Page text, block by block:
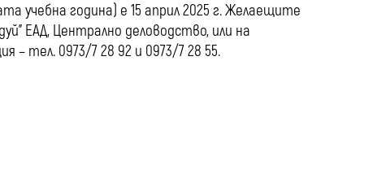
учебна година) е 15 април 2025 г. Желаещите
ЕАД, Централно деловодство, или на
– тел. 0973/7 28 92 и 0973/7 28 55.